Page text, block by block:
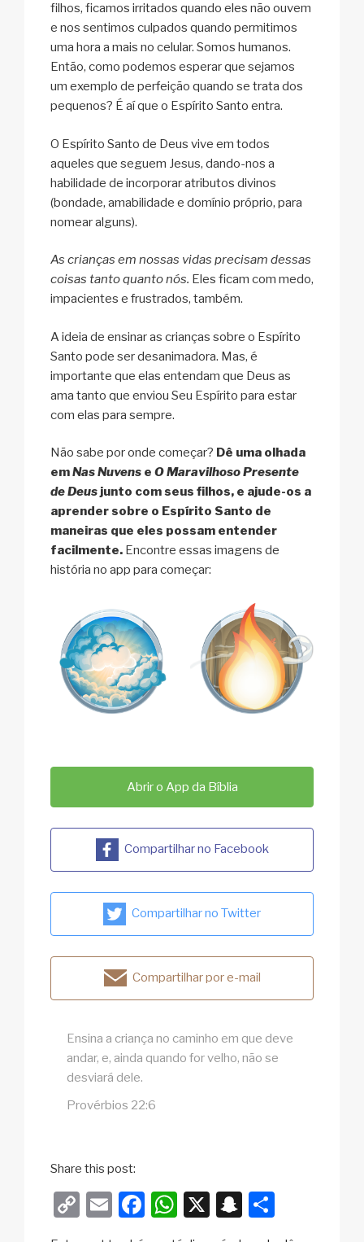
filhos, ficamos irritados quando eles não ouvem
e nos sentimos culpados quando permitimos
uma hora a mais no celular. Somos humanos.
Então, como podemos esperar que sejamos
um exemplo de perfeição quando se trata dos
pequenos? É aí que o Espírito Santo entra.
O Espírito Santo de Deus vive em todos
aqueles que seguem Jesus, dando-nos a
habilidade de incorporar atributos divinos
(bondade, amabilidade e domínio próprio, para
nomear alguns).
As crianças em nossas vidas precisam dessas
coisas tanto quanto nós. Eles ficam com medo,
impacientes e frustrados, também.
A ideia de ensinar as crianças sobre o Espírito
Santo pode ser desanimadora. Mas, é
importante que elas entendam que Deus as
ama tanto que enviou Seu Espírito para estar
com elas para sempre.
Não sabe por onde começar? Dê uma olhada
emNas Nuvens e O Maravilhoso Presente
de Deusjunto com seus filhos, e ajude-os a
aprender sobre o Espírito Santo de
maneiras que eles possam entender
facilmente. Encontre essas imagens de
história no app para começar:
Abrir o App da Bíblia
Compartilhar no Facebook
Compartilhar no Twitter
Compartilhar por e-mail
Ensina a criança no caminho em que deve
andar, e, ainda quando for velho, não se
desviará dele.
Provérbios 22:6
Share this post:
C
E
F
W X
S